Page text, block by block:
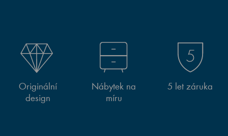
Originální
design
Nábytek na
míru
5 let záruka